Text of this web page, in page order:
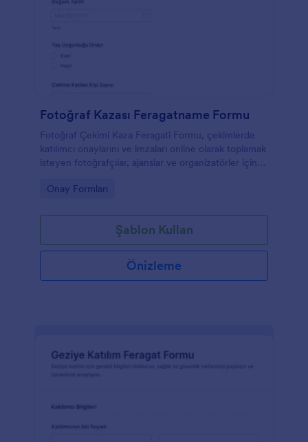
Fotoğraf Kazası Feragatname Formu
Fotoğraf Çekimi Kaza Feragati Formu, çekimlerde
katılımcı onaylarını ve imzaları online olarak toplamak
isteyen fotoğrafçılar, ajanslar ve organizatörler için
Go to Category:
Onay Formları
Şablon Kullan
Önizleme